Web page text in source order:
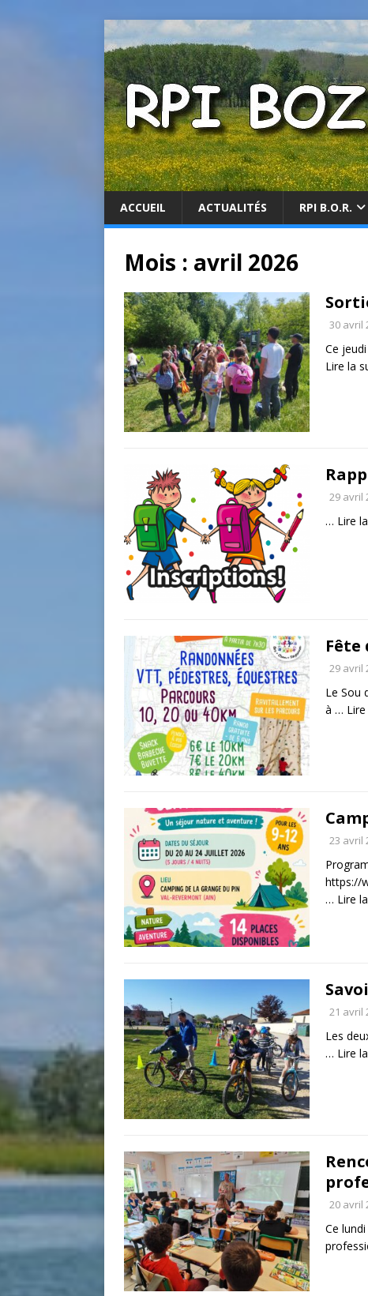
ACCUEIL ACTUALITÉS RPI B.O.R.
Mois : avril 2026
30 avril
Ce
Lire la
29 avril
… Lire
Fête
29 avril
Le Sou
à …
23 avril
https://
… Lire
21 avril
Les
… Lire
20 avril
Ce